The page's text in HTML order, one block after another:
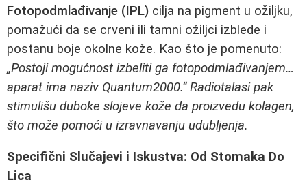
Fotopodmlađivanje (IPL) cilja na pigment u ožiljku,
pomažući da se crveni ili tamni ožiljci izblede i
postanu boje okolne kože. Kao što je pomenuto:
„Postoji mogućnost izbeliti ga fotopodmlađivanjem…
aparat ima naziv Quantum2000.“ Radiotalasi pak
stimulišu duboke slojeve kože da proizvedu kolagen,
što može pomoći u izravnavanju udubljenja.
Specifični Slučajevi i Iskustva: Od Stomaka Do
Lica